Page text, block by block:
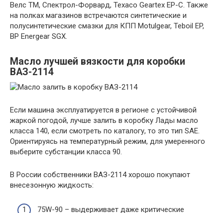
Велс ТМ, Спектрол-Форвард, Техасо Geartex EP-C. Также
на полках магазинов встречаются синтетические и
полусинтетические смазки для КПП Motulgear, Teboil EP,
BP Energear SGX.
Масло лучшей вязкости для коробки
ВАЗ-2114
Если машина эксплуатируется в регионе с устойчивой
жаркой погодой, лучше залить в коробку Лады масло
класса 140, если смотреть по каталогу, то это тип SAE.
Ориентируясь на температурный режим, для умеренного
выберите субстанции класса 90.
В России собственники ВАЗ-2114 хорошо покупают
внесезонную жидкость:
75W-90 – выдерживает даже критические